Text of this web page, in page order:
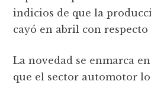
indicios de que la
cayó en abril con respecto
La novedad se enmarca
que el sector automotor